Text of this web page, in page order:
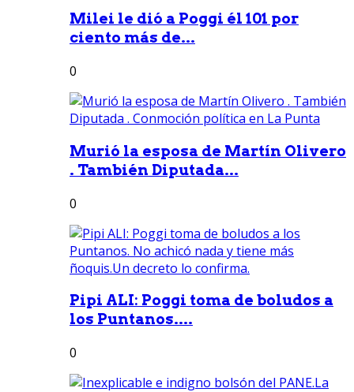
Milei le dió a Poggi él 101 por
ciento más de...
0
Murió la esposa de Martín Olivero
. También Diputada...
0
Pipi ALI: Poggi toma de boludos a
los Puntanos....
0